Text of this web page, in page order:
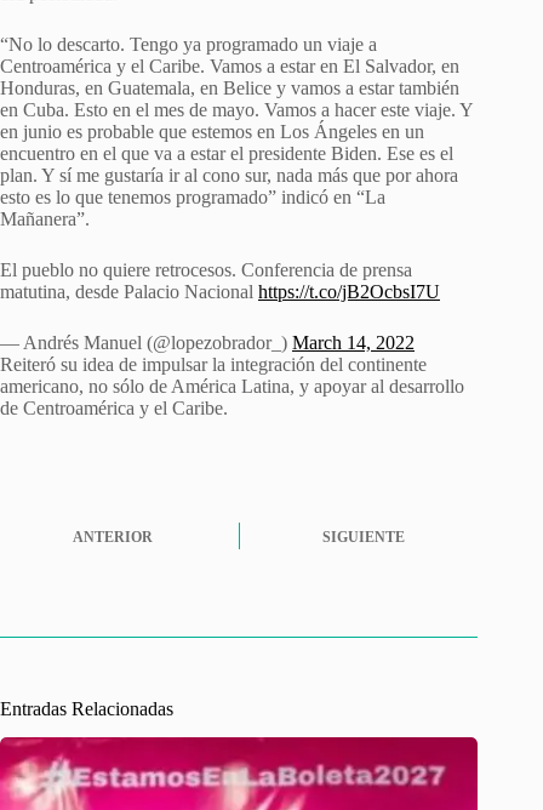
“No lo descarto. Tengo ya programado un viaje a
Centroamérica y el Caribe. Vamos a estar en El Salvador, en
Honduras, en Guatemala, en Belice y vamos a estar también
en Cuba. Esto en el mes de mayo. Vamos a hacer este viaje. Y
en junio es probable que estemos en Los Ángeles en un
encuentro en el que va a estar el presidente Biden. Ese es el
plan. Y sí me gustaría ir al cono sur, nada más que por ahora
esto es lo que tenemos programado” indicó en “La
Mañanera”.
El pueblo no quiere retrocesos. Conferencia de prensa
matutina, desde Palacio Nacional https://t.co/jB2OcbsI7U
— Andrés Manuel (@lopezobrador_) March 14, 2022
Reiteró su idea de impulsar la integración del continente
americano, no sólo de América Latina, y apoyar al desarrollo
de Centroamérica y el Caribe.
ANTERIOR SIGUIENTE
Entradas Relacionadas